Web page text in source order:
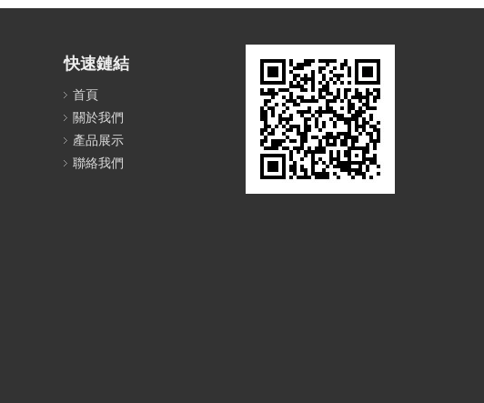
快速鏈結
首頁
關於我們
產品展示
聯絡我們